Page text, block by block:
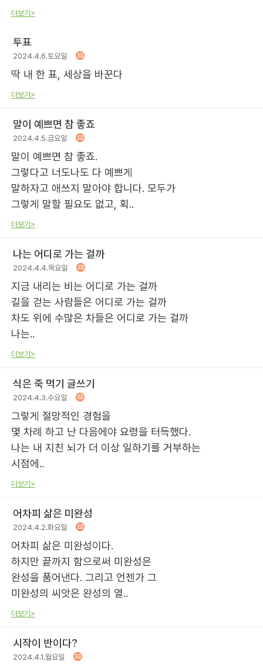
더보기>
투표
2024.4.6.토요일
딱 내 한 표, 세상을 바꾼다
더보기>
말이 예쁘면 참 좋죠
2024.4.5.금요일
말이 예쁘면 참 좋죠.
그렇다고 너도나도 다 예쁘게
말하자고 애쓰지 말아야 합니다. 모두가
그렇게 말할 필요도 없고, 획..
더보기>
나는 어디로 가는 걸까
2024.4.4.목요일
지금 내리는 비는 어디로 가는 걸까
길을 걷는 사람들은 어디로 가는 걸까
차도 위에 수많은 차들은 어디로 가는 걸까
나는..
더보기>
식은 죽 먹기 글쓰기
2024.4.3.수요일
그렇게 절망적인 경험을
몇 차례 하고 난 다음에야 요령을 터득했다.
나는 내 지친 뇌가 더 이상 일하기를 거부하는
시점에..
더보기>
어차피 삶은 미완성
2024.4.2.화요일
어차피 삶은 미완성이다.
하지만 끝까지 함으로써 미완성은
완성을 품어낸다. 그리고 언젠가 그
미완성의 씨앗은 완성의 열..
더보기>
시작이 반이다?
2024.4.1.월요일